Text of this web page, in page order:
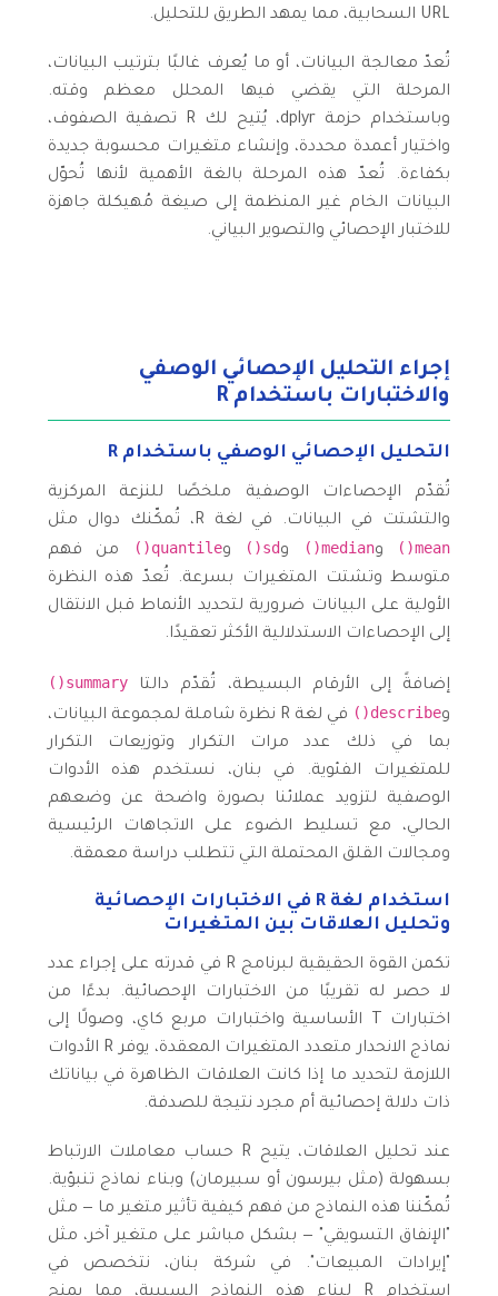
URL السحابية، مما يمهد الطريق للتحليل.
تُعدّ معالجة البيانات، أو ما يُعرف غالبًا بترتيب البيانات،
المرحلة التي يقضي فيها المحلل معظم وقته.
وباستخدام حزمة dplyr، يُتيح لك R تصفية الصفوف،
واختيار أعمدة محددة، وإنشاء متغيرات محسوبة جديدة
بكفاءة. تُعدّ هذه المرحلة بالغة الأهمية لأنها تُحوّل
البيانات الخام غير المنظمة إلى صيغة مُهيكلة جاهزة
للاختبار الإحصائي والتصوير البياني.
إجراء التحليل الإحصائي الوصفي
والاختبارات باستخدام R
التحليل الإحصائي الوصفي باستخدام R
تُقدّم الإحصاءات الوصفية ملخصًا للنزعة المركزية
والتشتت في البيانات. في لغة R، تُمكّنك دوال مثل
mean()
وmedian() وsd() وquantile()
من فهم
متوسط وتشتت المتغيرات بسرعة. تُعدّ هذه النظرة
الأولية على البيانات ضرورية لتحديد الأنماط قبل الانتقال
إلى الإحصاءات الاستدلالية الأكثر تعقيدًا.
إضافةً إلى الأرقام البسيطة، تُقدّم دالتاsummary()
وdescribe()
في لغة R نظرة شاملة لمجموعة البيانات،
بما في ذلك عدد مرات التكرار وتوزيعات التكرار
للمتغيرات الفئوية. في بنان، نستخدم هذه الأدوات
الوصفية لتزويد عملائنا بصورة واضحة عن وضعهم
الحالي، مع تسليط الضوء على الاتجاهات الرئيسية
ومجالات القلق المحتملة التي تتطلب دراسة معمقة.
استخدام لغة R في الاختبارات الإحصائية
وتحليل العلاقات بين المتغيرات
تكمن القوة الحقيقية لبرنامج R في قدرته على إجراء عدد
لا حصر له تقريبًا من الاختبارات الإحصائية. بدءًا من
اختبارات T الأساسية واختبارات مربع كاي، وصولًا إلى
نماذج الانحدار متعدد المتغيرات المعقدة، يوفر R الأدوات
اللازمة لتحديد ما إذا كانت العلاقات الظاهرة في بياناتك
ذات دلالة إحصائية أم مجرد نتيجة للصدفة.
عند تحليل العلاقات، يتيح R حساب معاملات الارتباط
بسهولة (مثل بيرسون أو سبيرمان) وبناء نماذج تنبؤية.
تُمكّننا هذه النماذج من فهم كيفية تأثير متغير ما — مثل
"الإنفاق التسويقي" — بشكل مباشر على متغير آخر، مثل
"إيرادات المبيعات". في شركة بنان، نتخصص في